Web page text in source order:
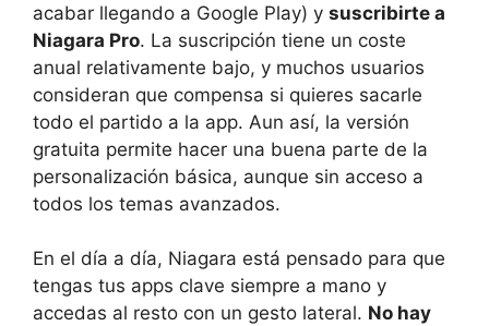
acabar llegando a Google Play) y suscribirte a
Niagara Pro. La suscripción tiene un coste
anual relativamente bajo, y muchos usuarios
consideran que compensa si quieres sacarle
todo el partido a la app. Aun así, la versión
gratuita permite hacer una buena parte de la
personalización básica, aunque sin acceso a
todos los temas avanzados.
En el día a día, Niagara está pensado para que
tengas tus apps clave siempre a mano y
accedas al resto con un gesto lateral. No hay